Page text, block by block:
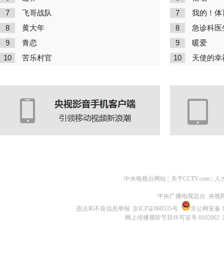
7 飞哥战队
8 黄大年
9 青恋
10 苦乐村官
7 我的！体
8 急诊科医
9 暖爱
10 天使的幸
中央电视台网站 关于CCTV.com 人
中央广播电视总台 央视
违法和不良信息举报 京ICP证060535号
京公网安备
网上传播视听节目许可证号 0102002